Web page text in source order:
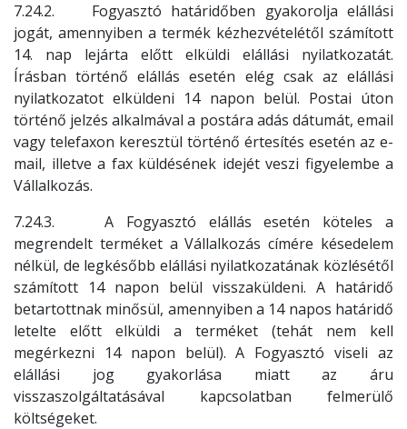
7.24.2. Fogyasztó határidőben gyakorolja elállási
jogát, amennyiben a termék kézhezvételétől számított
14. nap lejárta előtt elküldi elállási nyilatkozatát.
Írásban történő elállás esetén elég csak az elállási
nyilatkozatot elküldeni 14 napon belül. Postai úton
történő jelzés alkalmával a postára adás dátumát, email
vagy telefaxon keresztül történő értesítés esetén az e-
mail, illetve a fax küldésének idejét veszi figyelembe a
Vállalkozás.
7.24.3. A Fogyasztó elállás esetén köteles a
megrendelt terméket a Vállalkozás címére késedelem
nélkül, de legkésőbb elállási nyilatkozatának közlésétől
számított 14 napon belül visszaküldeni. A határidő
betartottnak minősül, amennyiben a 14 napos határidő
letelte előtt elküldi a terméket (tehát nem kell
megérkezni 14 napon belül). A Fogyasztó viseli az
elállási jog gyakorlása miatt az áru
visszaszolgáltatásával kapcsolatban felmerülő
költségeket.